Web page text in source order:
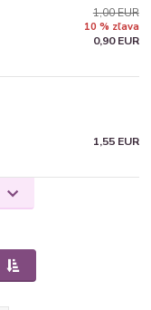
1,00 EUR
10 % zľava
0,90 EUR
1,55 EUR